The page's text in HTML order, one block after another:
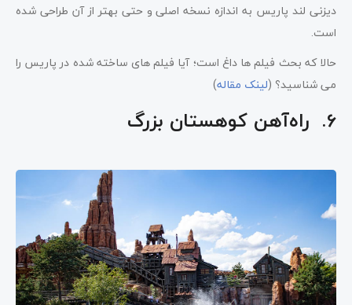
دیزنی لند پاریس به اندازه نسخه اصلی و حتی بهتر از آن طراحی شده
است.
حالا که بحث فیلم ها داغ است؛ آیا فیلم های ساخته شده در پاریس را
می شناسید؟ (لینک مقاله)
6. راه‌آهن کوهستان بزرگ